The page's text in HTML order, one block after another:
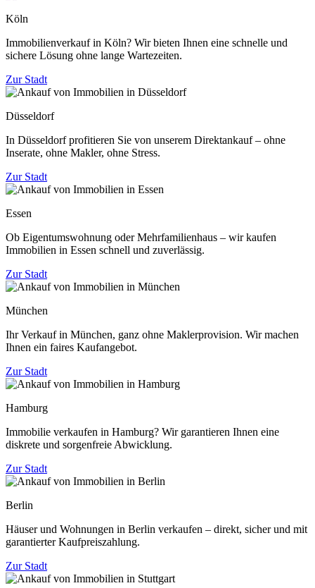
Köln
Immobilienverkauf in Köln? Wir bieten Ihnen eine schnelle und
sichere Lösung ohne lange Wartezeiten.
Zur Stadt
Düsseldorf
In Düsseldorf profitieren Sie von unserem Direktankauf – ohne
Inserate, ohne Makler, ohne Stress.
Zur Stadt
Essen
Ob Eigentumswohnung oder Mehrfamilienhaus – wir kaufen
Immobilien in Essen schnell und zuverlässig.
Zur Stadt
München
Ihr Verkauf in München, ganz ohne Maklerprovision. Wir machen
Ihnen ein faires Kaufangebot.
Zur Stadt
Hamburg
Immobilie verkaufen in Hamburg? Wir garantieren Ihnen eine
diskrete und sorgenfreie Abwicklung.
Zur Stadt
Berlin
Häuser und Wohnungen in Berlin verkaufen – direkt, sicher und mit
garantierter Kaufpreiszahlung.
Zur Stadt